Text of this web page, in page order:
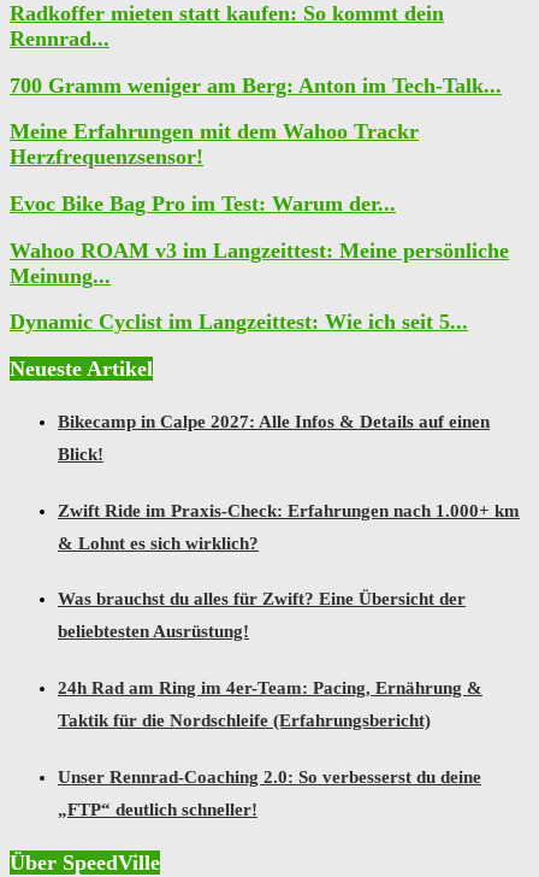
Radkoffer mieten statt kaufen: So kommt dein
Rennrad...
700 Gramm weniger am Berg: Anton im Tech-Talk...
Meine Erfahrungen mit dem Wahoo Trackr
Herzfrequenzsensor!
Evoc Bike Bag Pro im Test: Warum der...
Wahoo ROAM v3 im Langzeittest: Meine persönliche
Meinung...
Dynamic Cyclist im Langzeittest: Wie ich seit 5...
Neueste Artikel
Bikecamp in Calpe 2027: Alle Infos & Details auf einen
Blick!
Zwift Ride im Praxis-Check: Erfahrungen nach 1.000+ km
& Lohnt es sich wirklich?
Was brauchst du alles für Zwift? Eine Übersicht der
beliebtesten Ausrüstung!
24h Rad am Ring im 4er-Team: Pacing, Ernährung &
Taktik für die Nordschleife (Erfahrungsbericht)
Unser Rennrad-Coaching 2.0: So verbesserst du deine
„FTP“ deutlich schneller!
Über SpeedVille